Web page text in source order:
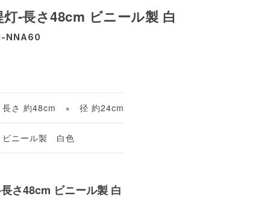
-長さ48cm ビニール製 白
NNA60
長さ 約48cm × 径 約24cm
ビニール製 白色
さ48cm ビニール製 白